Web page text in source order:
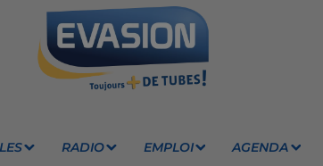
RADIO EMPLOI AGENDA